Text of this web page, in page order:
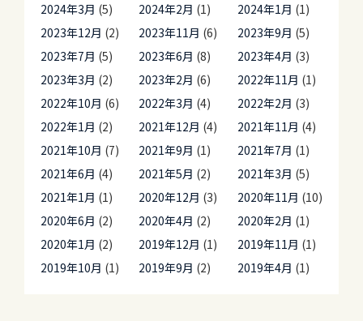
2024年3月 (5) 2024年2月 (1) 2024年1月 (1)
2023年12月 (2) 2023年11月 (6) 2023年9月 (5)
2023年7月 (5) 2023年6月 (8) 2023年4月 (3)
2023年3月 (2) 2023年2月 (6) 2022年11月 (1)
2022年10月 (6) 2022年3月 (4) 2022年2月 (3)
2022年1月 (2) 2021年12月 (4) 2021年11月 (4)
2021年10月 (7) 2021年9月 (1) 2021年7月 (1)
2021年6月 (4) 2021年5月 (2) 2021年3月 (5)
2021年1月 (1) 2020年12月 (3) 2020年11月 (10)
2020年6月 (2) 2020年4月 (2) 2020年2月 (1)
2020年1月 (2) 2019年12月 (1) 2019年11月 (1)
2019年10月 (1) 2019年9月 (2) 2019年4月 (1)